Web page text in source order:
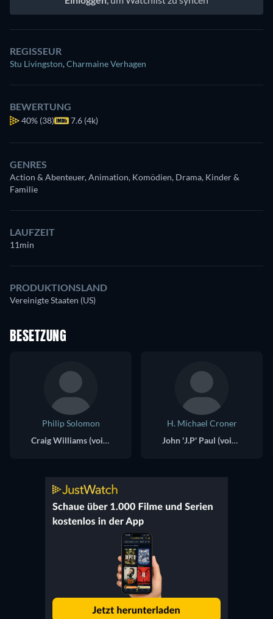
REGISSEUR
Stu Livingston,Charmaine Verhagen
BEWERTUNG
40% (38) 7.6 (4k)
GENRES
Action & Abenteuer, Animation, Komödien, Drama, Kinder &
Familie
LAUFZEIT
11min
PRODUKTIONSLAND
Vereinigte Staaten (US)
BESETZUNG
Philip Solomon
Craig Williams (voice)
H. Michael Croner
John 'J.P' Paul (voice)